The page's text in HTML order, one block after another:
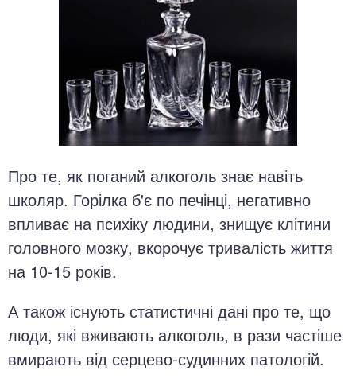
Про те, як поганий алкоголь знає навіть
школяр. Горілка б'є по печінці, негативно
впливає на психіку людини, знищує клітини
головного мозку, вкорочує тривалість життя
на 10-15 років.
А також існують статистичні дані про те, що
люди, які вживають алкоголь, в рази частіше
вмирають від серцево-судинних патологій.